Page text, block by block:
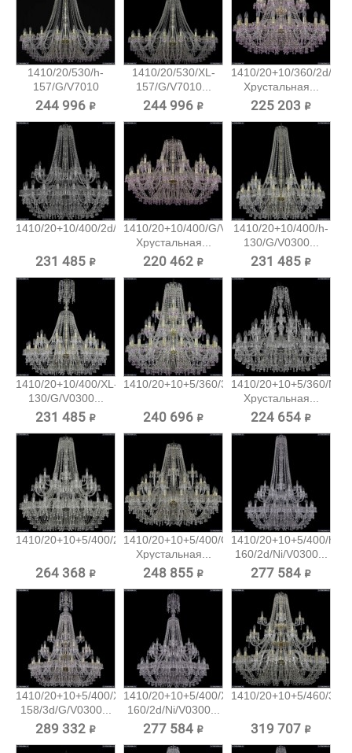
1410/20/530/h-
157/G/V7010
Хрустальная...
244 996 ₽
1410/20/530/XL-
157/G/V7010...
244 996 ₽
1410/20+10/360/2d/G/
Хрустальная...
225 203 ₽
1410/20+10/400/2d/Ni/V0300...
231 485 ₽
1410/20+10/400/G/V7010
Хрустальная...
220 462 ₽
1410/20+10/400/h-
130/G/V0300...
231 485 ₽
1410/20+10/400/XL-
130/G/V0300...
231 485 ₽
1410/20+10+5/360/3d/G/V7010...
240 696 ₽
1410/20+10+5/360/Ni/
Хрустальная...
224 654 ₽
1410/20+10+5/400/2d/Ni/V0300...
264 368 ₽
1410/20+10+5/400/G/V0300
Хрустальная...
248 855 ₽
1410/20+10+5/400/h-
160/2d/Ni/V0300...
277 584 ₽
1410/20+10+5/400/XL-
158/3d/G/V0300...
289 332 ₽
1410/20+10+5/400/XL-
160/2d/Ni/V0300...
277 584 ₽
1410/20+10+5/460/3d/
319 707 ₽